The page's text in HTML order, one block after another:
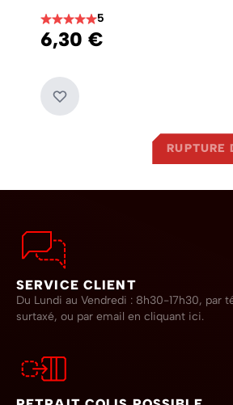
5
6,30 €
RUPTURE
SERVICE CLIENT
Du Lundi au Vendredi : 8h30-17h30, par
surtaxé, ou par email en cliquant ici.